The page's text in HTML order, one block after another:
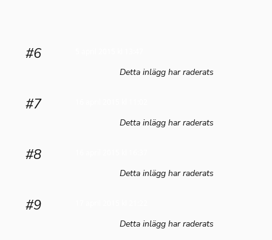
#6
Detta inlägg har raderats
#7
Detta inlägg har raderats
#8
Detta inlägg har raderats
#9
Detta inlägg har raderats